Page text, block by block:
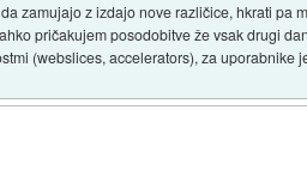
zamujajo z izdajo nove različice, hkrati
pričakujem posodobitve že vsak drugi
(webslices, accelerators), za uporabnike